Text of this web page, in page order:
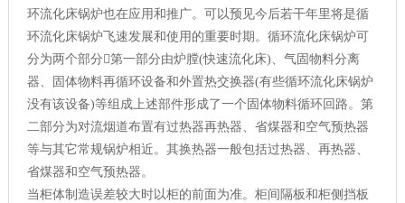
环流化床锅炉也在应用和推广。可以预见今后若干年里将是循
环流化床锅炉飞速发展和使用的重要时期。循环流化床锅炉可
分为两个部分第一部分由炉膛(快速流化床)、气固物料分离
器、固体物料再循环设备和外置热交换器(有些循环流化床锅炉
没有该设备)等组成上述部件形成了一个固体物料循环回路。第
二部分为对流烟道布置有过热器再热器、省煤器和空气预热器
等与其它常规锅炉相近。其换热器一般包括过热器、再热器、
省煤器和空气预热器。
当柜体制造误差较大时以柜的前面为准。柜间隔板和柜侧挡板